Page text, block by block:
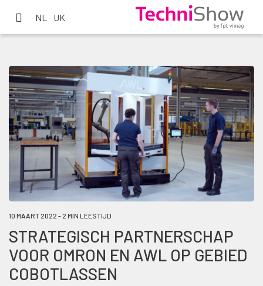
NL UK
10 MAART 2022 - 2 MIN LEESTIJD
STRATEGISCH PARTNERSCHAP
VOOR OMRON EN AWL OP GEBIED
COBOTLASSEN